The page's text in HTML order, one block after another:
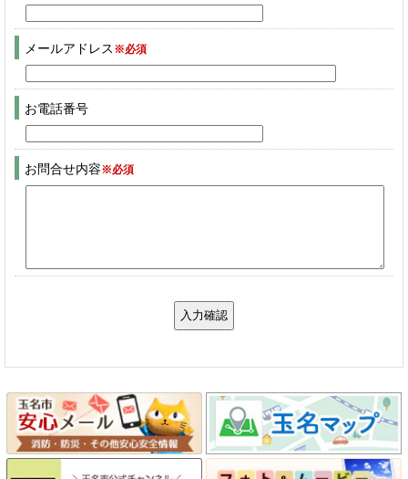
メールアドレス ※必須
お電話番号
お問合せ内容※必須